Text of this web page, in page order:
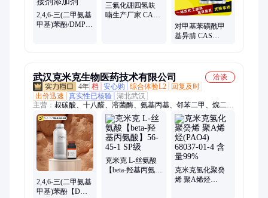
2,4,6-三(二甲氨基
甲基)苯酚/DMP-
三氟化硼四氢呋
喃生产厂家 CAS
对甲基苯磺酰甲
基异腈 CAS
武汉克米克生物医药技术有限公司
洽谈
4年 档 安心购 综合体验L2
回复及时
出价迅速
真实性已核验 湖北武汉
主营： 叔碳酸、十八醛、溶菌酶、氨基丙基、邻苯二甲、烷二甲
醇、2-甲基丁醛、10-羟基羊蜡酸、海藻糖、癸二醇、氢路噻嗪、
乙基碳二、羟基癸酸、正十七烷、谷胱甘肽、松果体素、vc磷酸
酯镁、朱栾倍半萜、丁烷四乙酸、表面活性剂、癸烷撑二醇、缩
水甘油邻、氢氯噻嗪杂质、盐酸邻菲罗啉、壳聚糖季铵盐
2,4,6-三(二甲氨基
甲基)苯酚【DMP-
克米克 L-丝氨酸
【beta-羟基丙氨
克米克氢化聚癸
烯 聚Α烯烃